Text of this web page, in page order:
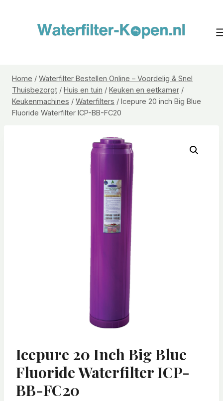
Home / Waterfilter Bestellen Online – Voordelig & Snel
Thuisbezorgt / Huis en tuin / Keuken en eetkamer /
Keukenmachines / Waterfilters / Icepure 20 inch Big Blue
Fluoride Waterfilter ICP-BB-FC20
Icepure 20 Inch Big Blue
Fluoride Waterfilter ICP-
BB-FC20